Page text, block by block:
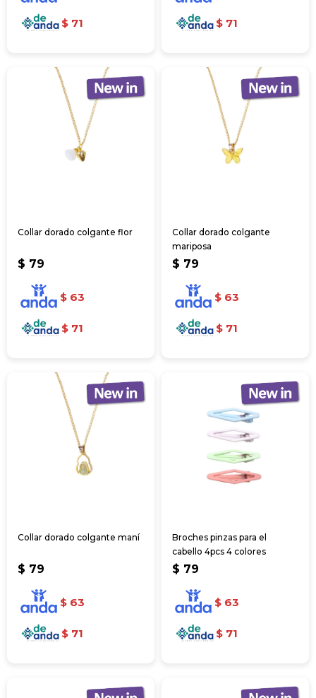
$ 71 $ 71
Collar dorado colgante flor
$ 79
$ 63
$ 71
Collar dorado colgante
mariposa
$ 79
$ 63
$ 71
Collar dorado colgante maní
$ 79
$ 63
$ 71
Broches pinzas para el
cabello 4pcs 4 colores
$ 79
$ 63
$ 71